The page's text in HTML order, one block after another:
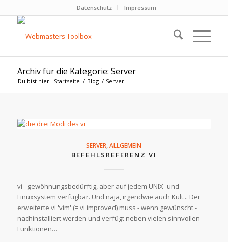
Datenschutz Impressum
Archiv für die Kategorie: Server
Du bist hier: Startseite / Blog / Server
SERVER ,ALLGEMEIN
BEFEHLSREFERENZ VI
vi - gewöhnungsbedürftig, aber auf jedem UNIX- und
Linuxsystem verfügbar. Und naja, irgendwie auch Kult... Der
erweiterte vi 'vim' (= vi improved) muss - wenn gewünscht -
nachinstalliert werden und verfügt neben vielen sinnvollen
Funktionen…